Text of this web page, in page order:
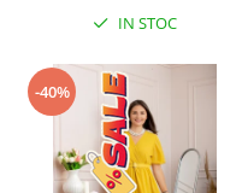
IN STOC
-40%